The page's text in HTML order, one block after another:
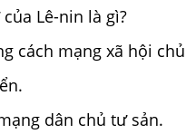
Lê-nin là gì?
cách mạng xã hội
dân chủ tư sản.